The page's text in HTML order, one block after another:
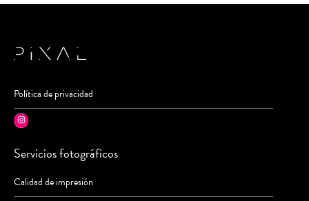
Política de privacidad
Instagram
Servicios fotográficos
Calidad de impresión